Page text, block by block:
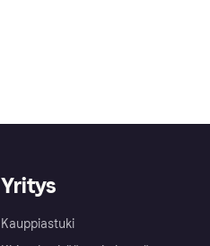
Yritys
Kauppiastuki